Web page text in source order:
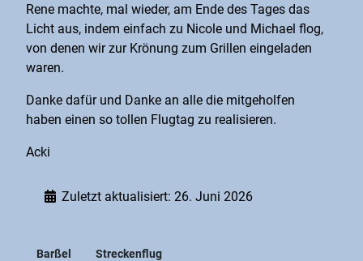
Rene machte, mal wieder, am Ende des Tages das
Licht aus, indem einfach zu Nicole und Michael flog,
von denen wir zur Krönung zum Grillen eingeladen
waren.
Danke dafür und Danke an alle die mitgeholfen
haben einen so tollen Flugtag zu realisieren.
Acki
Zuletzt aktualisiert: 26. Juni 2026
Barßel Streckenflug